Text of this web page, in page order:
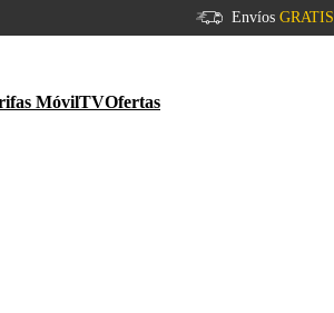
Envíos GRATIS
MóvilTVOfertas